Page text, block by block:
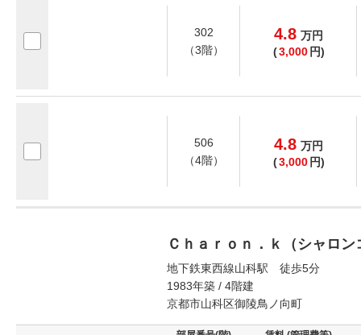
302
（3階）
4.8 万円
(3,000 円)
506
（4階）
4.8 万円
(3,000 円)
Ｃｈａｒｏｎ．ｋ（シャロン
地下鉄東西線山科駅 徒歩5分
1983年築 / 4階建
京都市山科区御陵鳥ノ向町